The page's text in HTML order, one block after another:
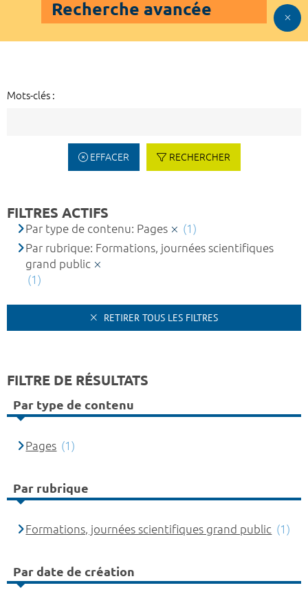
Recherche avancée
Mots-clés :
EFFACER RECHERCHER
FILTRES ACTIFS
Par type de contenu: Pages
(1)
Par rubrique: Formations, journées scientifiques
grand public
(1)
RETIRER TOUS LES FILTRES
FILTRE DE RÉSULTATS
Par type de contenu
Pages (1)
Par rubrique
Formations, journées scientifiques grand public (1)
Par date de création